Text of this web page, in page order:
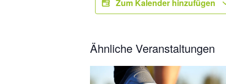
Zum Kalender hinzufügen
Ähnliche Veranstaltungen